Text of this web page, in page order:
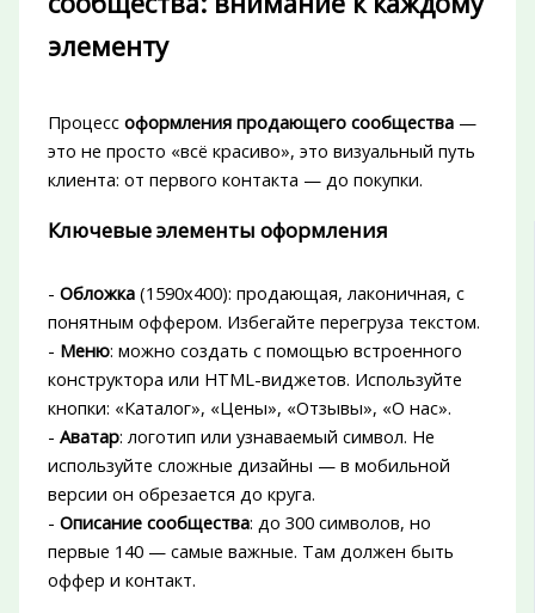
элементу
Процесс оформления продающего сообщества—
это не просто «всё красиво», это визуальный путь
клиента: от первого контакта — до покупки.
Ключевые элементы оформления
- Обложка(1590x400): продающая, лаконичная, с
понятным оффером. Избегайте перегруза текстом.
- Меню: можно создать с помощью встроенного
конструктора или HTML-виджетов. Используйте
кнопки: «Каталог», «Цены», «Отзывы», «О нас».
- Аватар: логотип или узнаваемый символ. Не
используйте сложные дизайны — в мобильной
версии он обрезается до круга.
- Описание сообщества: до 300 символов, но
первые 140 — самые важные. Там должен быть
оффер и контакт.